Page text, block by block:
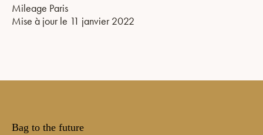
Mileage Paris
Mise à jour le 11 janvier 2022
Bag to the future